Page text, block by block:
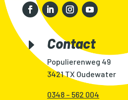
E Contact
Populierenweg 49
3421 TX Oudewater
0348 – 562 004